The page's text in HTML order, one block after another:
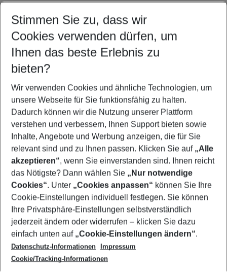
Ändern Sie Ihre Kriterien nach Ihren Wünschen
Abflughafen wählen
Beliebiger Abflughafen
Reisezeitraum wählen
09.08.26– 07.08.27 5-8 Nächte
2 Erwachsene Keine Kinder
Mehr Filter anzeigen
Footer
Footer navigation
Über uns
AGB
Cookie-Einstellungen ändern
Cookie-Richtlinie
Datenschutz
Service & Hilfe
Barrierefreies Reisen
Check-in
Folgen Sie uns
Stimmen Sie zu, dass wir
Cookies verwenden dürfen, um
Ihnen das beste Erlebnis zu
bieten?
Wir verwenden Cookies und ähnliche Technologien, um
unsere Webseite für Sie funktionsfähig zu halten.
Dadurch können wir die Nutzung unserer Plattform
verstehen und verbessern, Ihnen Support bieten sowie
Inhalte, Angebote und Werbung anzeigen, die für Sie
relevant sind und zu Ihnen passen. Klicken Sie auf „Alle
akzeptieren“, wenn Sie einverstanden sind. Ihnen reicht
das Nötigste? Dann wählen Sie „Nur notwendige
Cookies“. Unter „Cookies anpassen“ können Sie Ihre
Cookie-Einstellungen individuell festlegen. Sie können
Ihre Privatsphäre-Einstellungen selbstverständlich
jederzeit ändern oder widerrufen – klicken Sie dazu
einfach unten auf „Cookie-Einstellungen ändern“.
Datenschutz-Informationen
Impressum
Cookie/Tracking-Informationen